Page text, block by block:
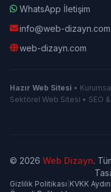
WhatsApp İletişim
info@web-dizayn.com
web-dizayn.com
Hazır Web Sitesi •
Sektörel Web Sitesi • SEO
© 2026 Web Dizayn.
Gizlilik Politikası KVKK